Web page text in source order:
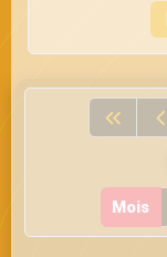
Mois